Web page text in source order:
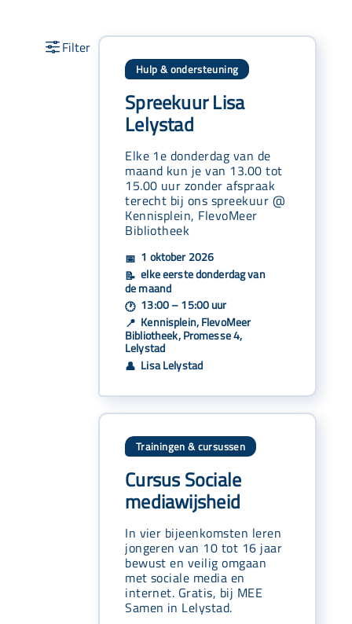
Hulp & ondersteuning
Spreekuur Lisa
Lelystad
Elke 1e donderdag van de
maand kun je van 13.00 tot
15.00 uur zonder afspraak
terecht bij ons spreekuur @
Kennisplein, FlevoMeer
Bibliotheek
📅 1 oktober 2026
📝 elke eerste donderdag van
de maand
🕐 13:00 – 15:00 uur
📍 Kennisplein, FlevoMeer
Bibliotheek, Promesse 4,
Lelystad
👤 Lisa Lelystad
Trainingen & cursussen
Cursus Sociale
mediawijsheid
In vier bijeenkomsten leren
jongeren van 10 tot 16 jaar
bewust en veilig omgaan
met sociale media en
internet. Gratis, bij MEE
Samen in Lelystad.